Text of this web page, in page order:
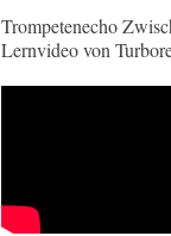
Trompetenecho
Lernvideo von